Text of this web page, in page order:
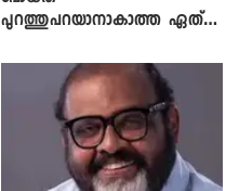
പുറത്തുപറയാനാകാത്ത ഏത്